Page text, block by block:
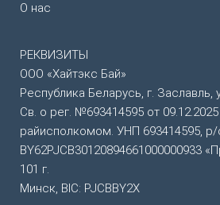
О нас
РЕКВИЗИТЫ
ООО «Хайтэкс Бай»
Республика Беларусь, г. Заславль,
Св. о рег. №693414595 от
райисполкомом. УНП 693414595, р/
BY62PJCB30120894661000000933
101 г.
Минск, BIC: PJCBBY2X